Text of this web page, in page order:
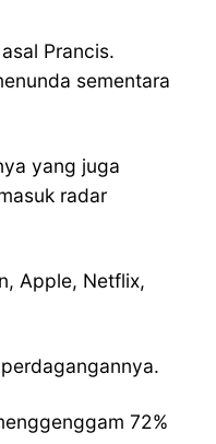
Prancis.
sementara
yang juga
radar
Apple, Netflix,
72%